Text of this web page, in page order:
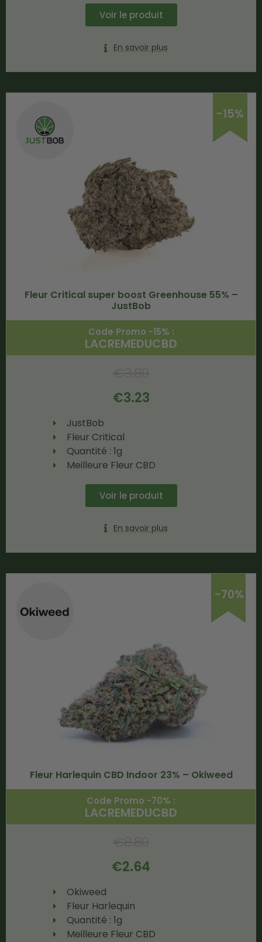
Voir le produit
En savoir plus
-15%
Fleur Critical super boost Greenhouse 55% –
JustBob
Code Promo -15% :
LACREMEDUCBD
€3.23
JustBob
Fleur Critical
Quantité : 1g
Meilleure Fleur CBD
Voir le produit
En savoir plus
-70%
Fleur Harlequin CBD Indoor 23% – Okiweed
Code Promo -70% :
LACREMEDUCBD
€2.64
Okiweed
Fleur Harlequin
Quantité : 1g
Meilleure Fleur CBD